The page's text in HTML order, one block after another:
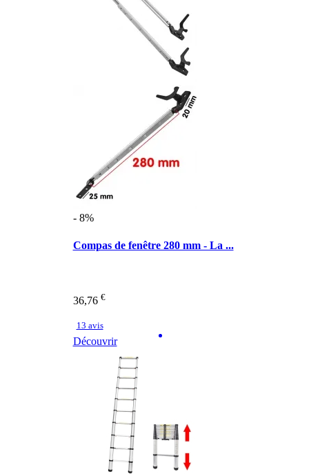
- 8%
Compas de fenêtre 280 mm - La ...
36,76 €
13 avis
Découvrir